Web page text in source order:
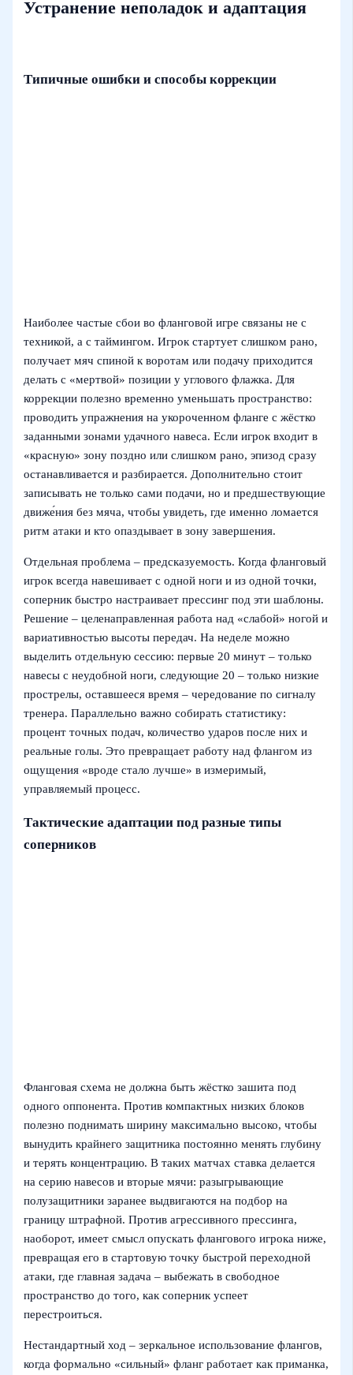
Устранение неполадок и адаптация
Типичные ошибки и способы коррекции
Наиболее частые сбои во фланговой игре связаны не с
техникой, а с таймингом. Игрок стартует слишком рано,
получает мяч спиной к воротам или подачу приходится
делать с «мертвой» позиции у углового флажка. Для
коррекции полезно временно уменьшать пространство:
проводить упражнения на укороченном фланге с жёстко
заданными зонами удачного навеса. Если игрок входит в
«красную» зону поздно или слишком рано, эпизод сразу
останавливается и разбирается. Дополнительно стоит
записывать не только сами подачи, но и предшествующие
движе́ния без мяча, чтобы увидеть, где именно ломается
ритм атаки и кто опаздывает в зону завершения.
Отдельная проблема – предсказуемость. Когда фланговый
игрок всегда навешивает с одной ноги и из одной точки,
соперник быстро настраивает прессинг под эти шаблоны.
Решение – целенаправленная работа над «слабой» ногой и
вариативностью высоты передач. На неделе можно
выделить отдельную сессию: первые 20 минут – только
навесы с неудобной ноги, следующие 20 – только низкие
прострелы, оставшееся время – чередование по сигналу
тренера. Параллельно важно собирать статистику:
процент точных подач, количество ударов после них и
реальные голы. Это превращает работу над флангом из
ощущения «вроде стало лучше» в измеримый,
управляемый процесс.
Тактические адаптации под разные типы
соперников
Фланговая схема не должна быть жёстко зашита под
одного оппонента. Против компактных низких блоков
полезно поднимать ширину максимально высоко, чтобы
вынудить крайнего защитника постоянно менять глубину
и терять концентрацию. В таких матчах ставка делается
на серию навесов и вторые мячи: разыгрывающие
полузащитники заранее выдвигаются на подбор на
границу штрафной. Против агрессивного прессинга,
наоборот, имеет смысл опускать флангового игрока ниже,
превращая его в стартовую точку быстрой переходной
атаки, где главная задача – выбежать в свободное
пространство до того, как соперник успеет
перестроиться.
Нестандартный ход – зеркальное использование флангов,
когда формально «сильный» фланг работает как приманка,